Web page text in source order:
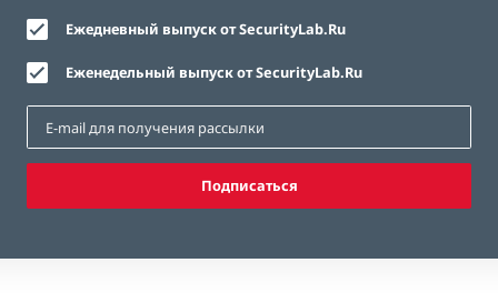
Ежедневный выпуск от SecurityLab.Ru
Еженедельный выпуск от SecurityLab.Ru
Подписаться